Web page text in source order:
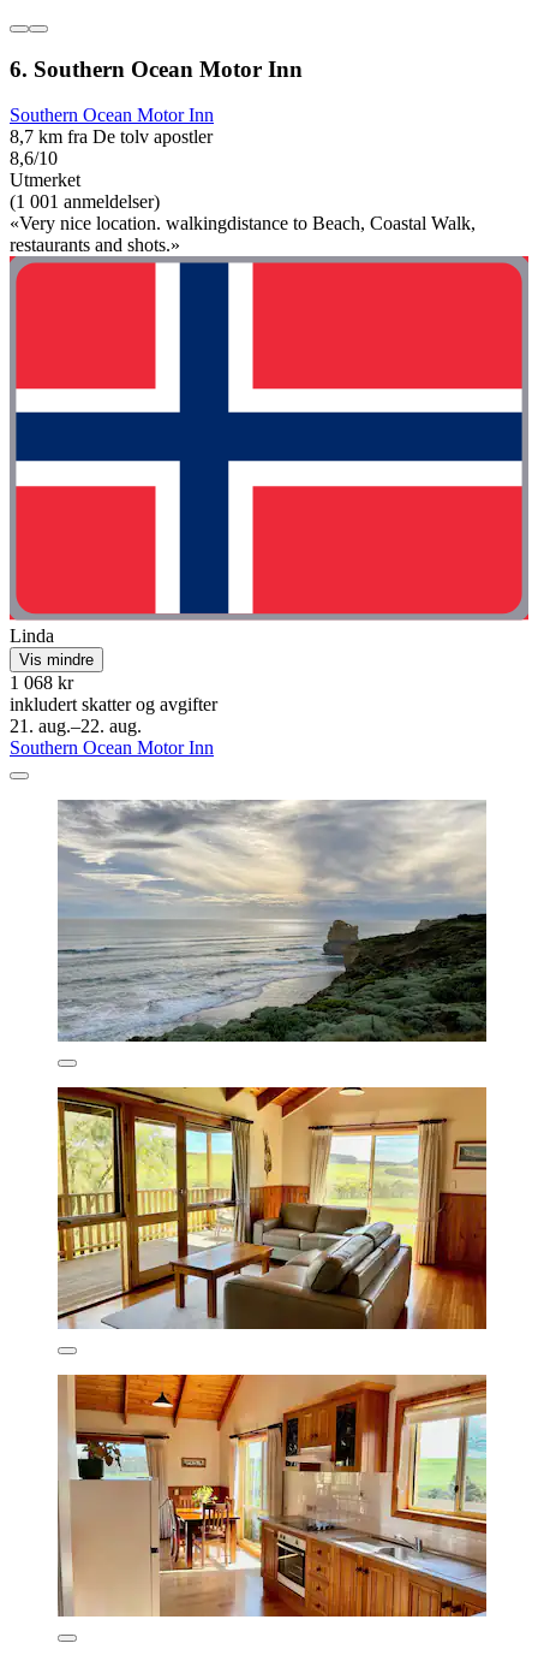
6. Southern Ocean Motor Inn
Southern Ocean Motor Inn
8,7 km fra De tolv apostler
8,6/10
Utmerket
(1 001 anmeldelser)
«Very nice location. walkingdistance to Beach, Coastal Walk,
restaurants and shots.»
Linda
Vis mindre
1 068 kr
inkludert skatter og avgifter
21. aug.–22. aug.
Southern Ocean Motor Inn